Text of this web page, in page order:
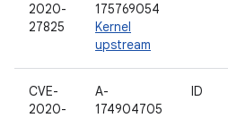
2020-
27825
175769054
Kernel
upstream
CVE-
2020-
A-
174904705
ID